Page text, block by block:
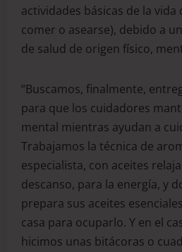
actividades básicas de la
comer o asearse), debido a
de salud de origen físico,
“Buscamos, finalmente,
para que los cuidadores
mental mientras ayudan a
Trabajamos la técnica de
especialista, con aceites
descanso, para la energía, y
prepara sus aceites
casa para ocuparlo. Y en el
hicimos unas bitácoras o